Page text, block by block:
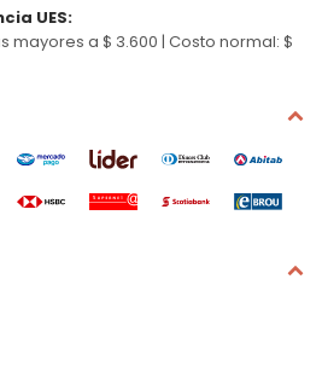
UES:
mayores a $ 3.600 | Costo normal: $